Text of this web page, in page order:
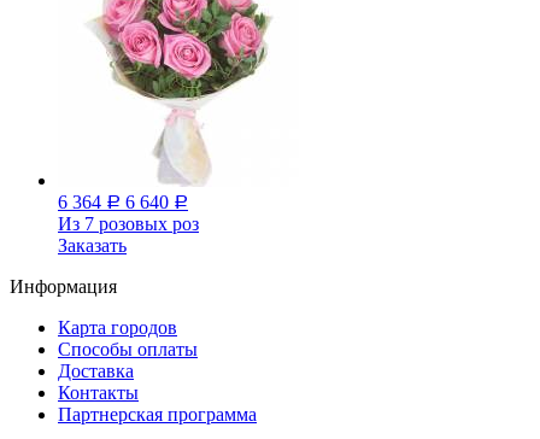
6 364 Р 6 640 Р
Из 7 розовых роз
Заказать
Информация
Карта городов
Способы оплаты
Доставка
Контакты
Партнерская программа